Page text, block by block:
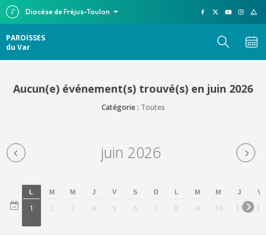
Diocèse de Fréjus-Toulon
PAROISSES
du Var
Aucun(e) événement(s) trouvé(s) en juin 2026
Catégorie : Toutes
juin 2026
L
1
M
2
M
3
J
4
V
5
S
6
D
7
L
8
M
9
M
10
J
11
V
12